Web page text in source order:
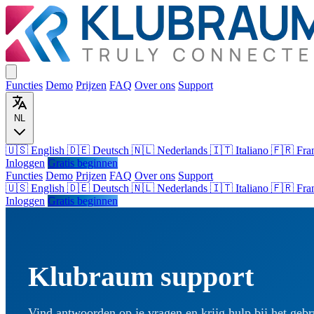
Functies Demo Prijzen FAQ Over ons Support
NL
🇺🇸 English 🇩🇪 Deutsch 🇳🇱 Nederlands 🇮🇹 Italiano 🇫🇷
Inloggen Gratis beginnen
Functies Demo Prijzen FAQ Over ons Support
🇺🇸 English 🇩🇪 Deutsch 🇳🇱 Nederlands 🇮🇹 Italiano 🇫🇷
Inloggen Gratis beginnen
Klubraum support